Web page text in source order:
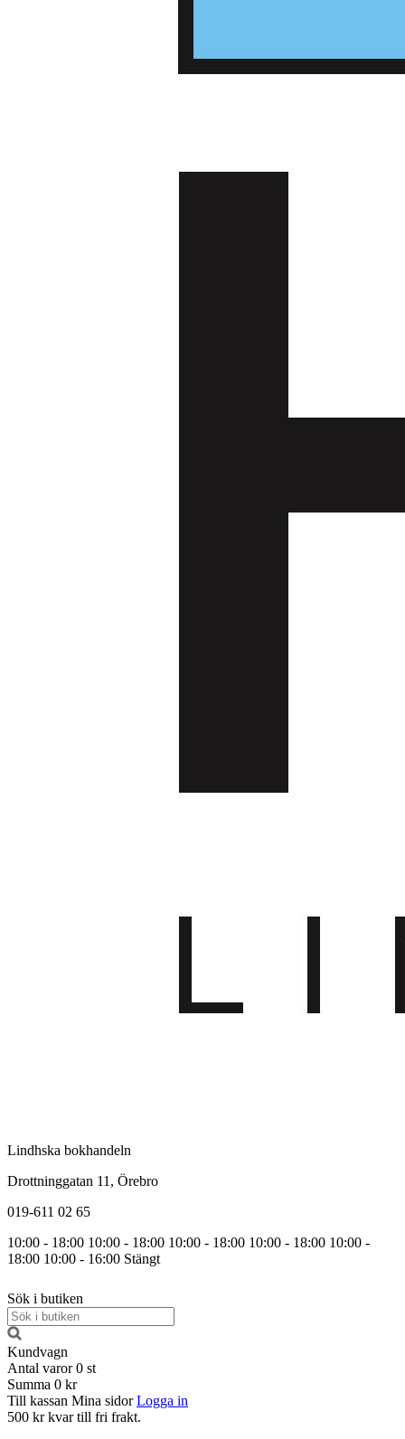
Lindhska bokhandeln
Drottninggatan 11, Örebro
019-611 02 65
10:00 - 18:00 10:00 - 18:00 10:00 - 18:00 10:00 - 18:00 10:00 -
18:00 10:00 - 16:00 Stängt
Sök i butiken
Kundvagn
Antal varor 0 st
Summa 0 kr
Till kassan Mina sidor Logga in
500 kr kvar till fri frakt.